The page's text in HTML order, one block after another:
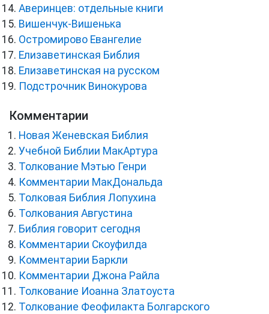
Аверинцев: отдельные книги
Вишенчук-Вишенька
Остромирово Евангелие
Елизаветинская Библия
Елизаветинская на русском
Подстрочник Винокурова
Комментарии
Новая Женевская Библия
Учебной Библии МакАртура
Толкование Мэтью Генри
Комментарии МакДональда
Толковая Библия Лопухина
Толкования Августина
Библия говорит сегодня
Комментарии Скоуфилда
Комментарии Баркли
Комментарии Джона Райла
Толкование Иоанна Златоуста
Толкование Феофилакта Болгарского